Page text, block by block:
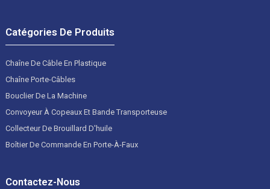
Catégories De Produits
Chaîne De Câble En Plastique
Chaîne Porte-Câbles
Bouclier De La Machine
Convoyeur À Copeaux Et Bande Transporteuse
Collecteur De Brouillard D'huile
Boîtier De Commande En Porte-À-Faux
Contactez-Nous